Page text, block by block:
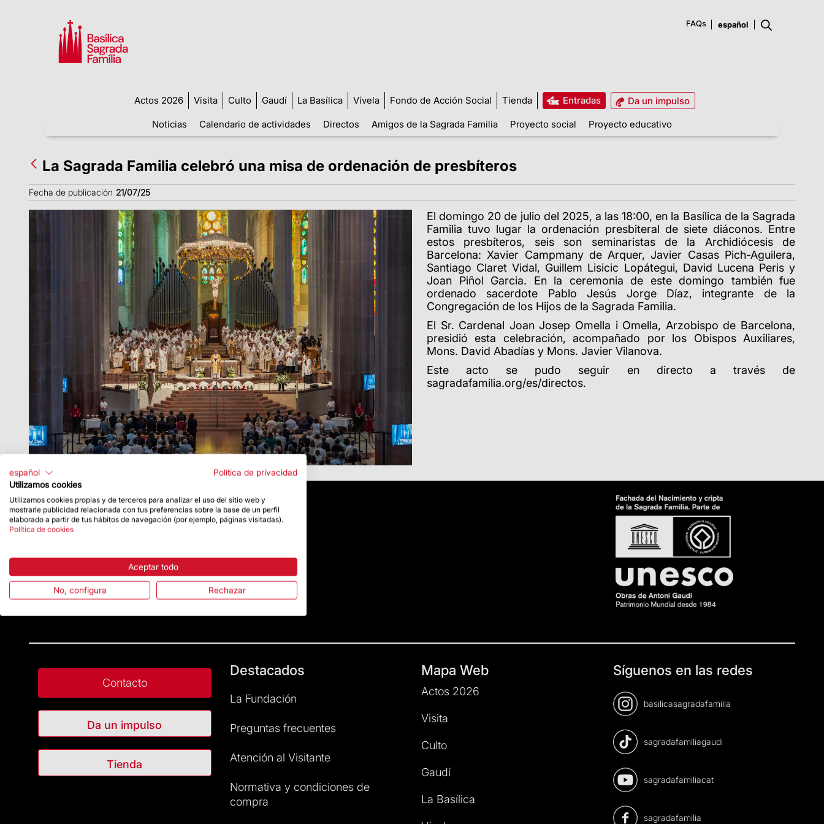
FAQs
Actos 2026 Visita Culto Gaudí La Basílica Vívela Fondo de Acción Social Tienda Entradas
Da un impulso
Noticias
Calendario de actividades Directos Amigos de la Sagrada Familia Proyecto social Proyecto educativo
La Sagrada Familia celebró una misa de ordenación de presbíteros
Fecha de publicación 21/07/25
El domingo 20 de julio del 2025, a las 18:00, en la Basílica de la Sagrada
Familiatuvo lugar la ordenación presbiteral de siete diáconos. Entre
estos presbíteros, seis son seminaristas de la Archidiócesis de
Barcelona: Xavier Campmany de Arquer, Javier Casas Pich-Aguilera,
Santiago Claret Vidal, Guillem Lisicic Lopátegui, David Lucena Peris y
Joan Piñol Garcia. En la ceremonia de este domingo también fue
ordenado sacerdote Pablo Jesús Jorge Díaz, integrante de la
Congregación de los Hijos de la Sagrada Familia.
El Sr. Cardenal Joan Josep Omella i Omella, Arzobispo de Barcelona,
presidió esta celebración, acompañado por los Obispos Auxiliares,
Mons. David Abadías y Mons. Javier Vilanova.
Este acto se pudo seguir en directo a través de
sagradafamilia.org/es/directos.
Contacto
Da un impulso
Tienda
Destacados
La Fundación
Preguntas frecuentes
Atención al Visitante
Normativa y condiciones de
compra
Mapa Web
Actos 2026
Visita
Culto
Gaudí
La Basílica
Síguenos en las redes
basilicasagradafamilia
sagradafamiliagaudi
sagradafamiliacat
sagradafamilia
español
Política de privacidad
Utilizamos cookies
Utilizamos cookies propias y de terceros para analizar el uso del sitio web y
mostrarle publicidad relacionada con tus preferencias sobre la base de un perfil
elaborado a partir de tus hábitos de navegación (por ejemplo, páginas visitadas).
Política de cookies
Aceptar todo
No, configura Rechazar